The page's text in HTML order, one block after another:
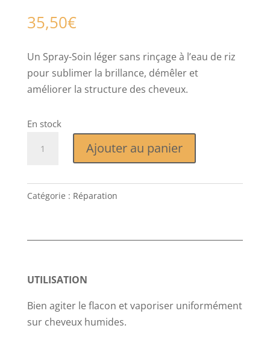
35,50€
Un Spray-Soin léger sans rinçage à l’eau de riz
pour sublimer la brillance, démêler et
améliorer la structure des cheveux.
En stock
SOIN
RÉPARATEUR
Ajouter au panier
Catégorie : Réparation
UTILISATION
Bien agiter le flacon et vaporiser uniformément
sur cheveux humides.